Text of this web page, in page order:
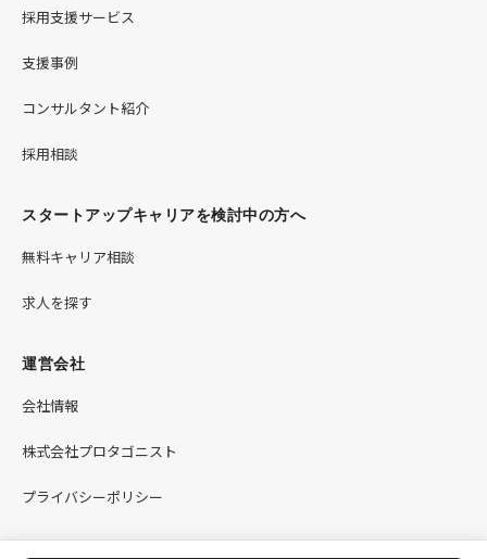
採用支援サービス
支援事例
コンサルタント紹介
採用相談
スタートアップキャリアを検討中の方へ
無料キャリア相談
求人を探す
運営会社
会社情報
株式会社プロタゴニスト
プライバシーポリシー